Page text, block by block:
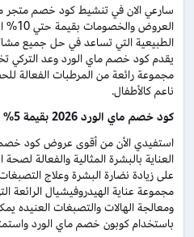
سارعي الان في تنشيط كود خصم متجر
الطبيعية التي تساعد في حل جميع
مجموعة رائعة من المرطبات الفعالة
ناعم كالأطفال.
كود خصم ماي الورد 2026 بقيمة 5% فعال على جميع منتجات العناية
العناية بالبشرة المثالية والفعالة
على زيادة نضارة البشرة وعلاج التصبغات
مجموعة عناية الهيدروفيشيال الرائعة
ومعالجة الهالات والتصبغات العنيده
باستخدام كوبون خصم ماي الورد